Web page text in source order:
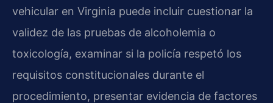
vehicular en Virginia puede incluir cuestionar la
validez de las pruebas de alcoholemia o
toxicología, examinar si la policía respetó los
requisitos constitucionales durante el
procedimiento, presentar evidencia de factores